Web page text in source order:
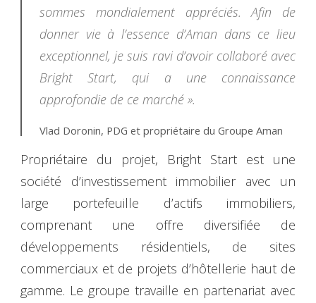
sommes mondialement appréciés. Afin de
donner vie à l’essence d’Aman dans ce lieu
exceptionnel, je suis ravi d’avoir collaboré avec
Bright Start, qui a une connaissance
approfondie de ce marché ».
Vlad Doronin, PDG et propriétaire du Groupe Aman
Propriétaire du projet, Bright Start est une
société d’investissement immobilier avec un
large portefeuille d’actifs immobiliers,
comprenant une offre diversifiée de
développements résidentiels, de sites
commerciaux et de projets d’hôtellerie haut de
gamme. Le groupe travaille en partenariat avec